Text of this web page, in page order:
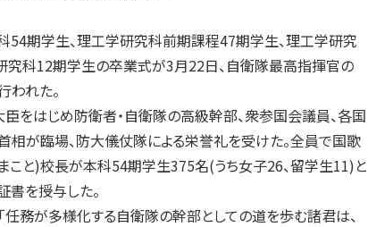
期学生、理工学研究科前期課程47期学生、理工学研究
科12期学生の卒業式が3月22日、自衛隊最高指揮官の
れた。
をはじめ防衛者・自衛隊の高級幹部、衆参国会議員、各国
相が臨場、防大儀仗隊による栄誉礼を受けた。全員で国歌
こと)校長が本科54期学生375名(うち女子26、留学生11)と
を授与した。
務が多様化する自衛隊の幹部としての道を歩む諸君は、